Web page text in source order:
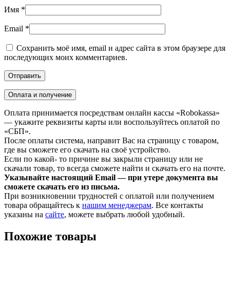
Имя *
Email *
Сохранить моё имя, email и адрес сайта в этом браузере для
последующих моих комментариев.
Оплата и получение
Оплата принимается посредствам онлайн кассы «Robokassa»
— укажите реквизиты карты или воспользуйтесь оплатой по
«СБП».
После оплаты система, направит Вас на страницу с товаром,
где вы сможете его скачать на своё устройство.
Если по какой- то причине вы закрыли страницу или не
скачали товар, то всегда сможете найти и скачать его на почте.
Указывайте настоящий Email — при утере документа вы
сможете скачать его из письма.
При возникновении трудностей с оплатой или получением
товара обращайтесь к нашим менеджерам. Все контакты
указаны на сайте, можете выбрать любой удобный.
Похожие товары